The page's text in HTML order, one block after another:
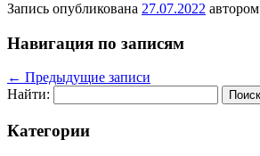
Запись опубликована 27.07.2022 автором
Навигация по записям
← Предыдущие записи
Найти:
Категории